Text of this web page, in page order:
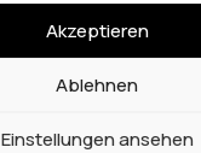
Akzeptieren
Ablehnen
Einstellungen ansehen